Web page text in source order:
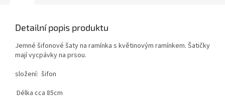
Detailní popis produktu
Jemné šifonové šaty na ramínka s květinovým ramínkem. Šatičky
mají vycpávky na prsou.
složení: šifon
Délka cca 85cm